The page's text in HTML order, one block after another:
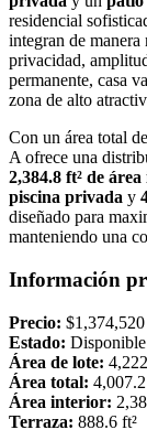
residencial
integran de
privacidad,
permanente, casa
zona de alto
Con un área total de
A ofrece una
2,384.8 ft² de
piscina privada y
diseñado para
manteniendo una
Información
Precio: $1,374,520
Estado: Disponible
Área de lote:
Área total:
Área interior:
Terraza: 888.6 ft²